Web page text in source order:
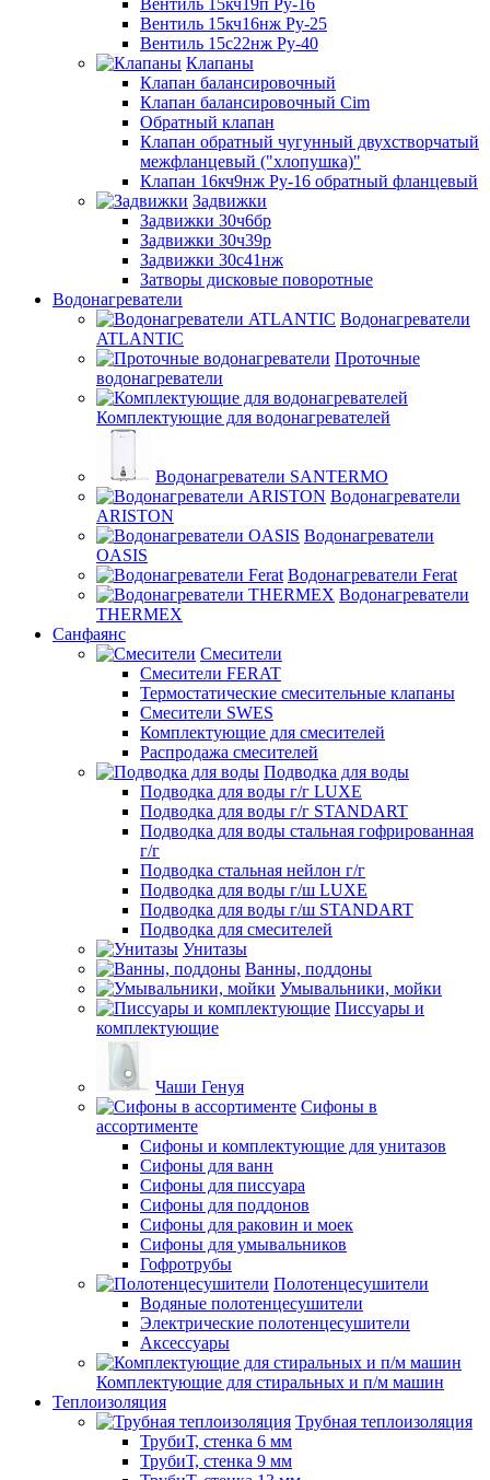
Вентиль 15кч16нж Ру-25
Вентиль 15с22нж Ру-40
Клапаны
Клапан балансировочный
Клапан балансировочный Cim
Обратный клапан
Клапан обратный чугунный двухстворчатый
межфланцевый ("хлопушка)"
Клапан 16кч9нж Ру-16 обратный фланцевый
Задвижки
Задвижки 30ч6бр
Задвижки 30ч39р
Задвижки 30с41нж
Затворы дисковые поворотные
Водонагреватели
Водонагреватели
ATLANTIC
Проточные
водонагреватели
Комплектующие для водонагревателей
Водонагреватели SANTERMO
Водонагреватели
ARISTON
Водонагреватели
OASIS
Водонагреватели Ferat
Водонагреватели
THERMEX
Санфаянс
Смесители
Смесители FERAT
Термостатические смесительные клапаны
Смесители SWES
Комплектующие для смесителей
Распродажа смесителей
Подводка для воды
Подводка для воды г/г LUXE
Подводка для воды г/г STANDART
Подводка для воды стальная гофрированная
г/г
Подводка стальная нейлон г/г
Подводка для воды г/ш LUXE
Подводка для воды г/ш STANDART
Подводка для смесителей
Унитазы
Ванны, поддоны
Умывальники, мойки
Писсуары и
комплектующие
Чаши Генуя
Сифоны в
ассортименте
Сифоны и комплектующие для унитазов
Сифоны для ванн
Сифоны для писсуара
Сифоны для поддонов
Сифоны для раковин и моек
Сифоны для умывальников
Гофротрубы
Полотенцесушители
Водяные полотенцесушители
Электрические полотенцесушители
Аксессуары
Комплектующие для стиральных и п/м машин
Теплоизоляция
Трубная теплоизоляция
ТрубиТ, стенка 6 мм
ТрубиТ, стенка 9 мм